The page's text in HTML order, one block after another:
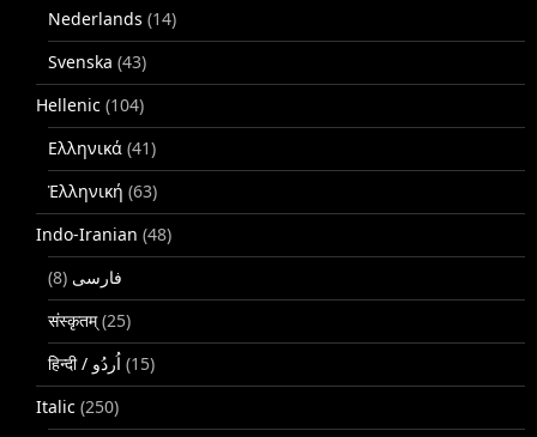
Nederlands (14)
Svenska (43)
Hellenic (104)
Ελληνικά (41)
Ἑλληνική (63)
Indo-Iranian (48)
فارسی (8)
संस्कृतम्(25)
(15)
Italic (250)